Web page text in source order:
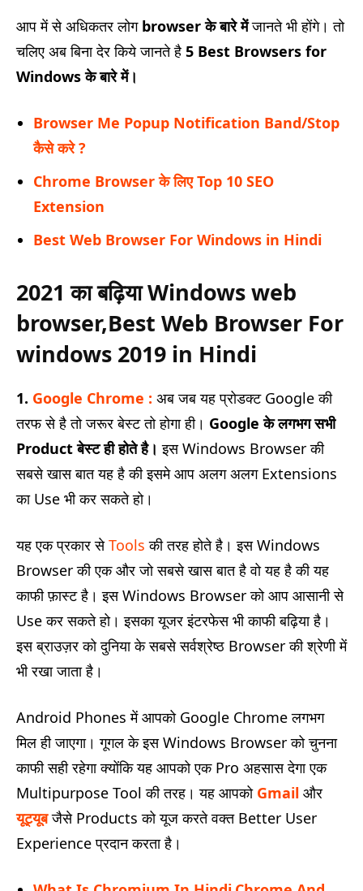
आप में से अधिकतर लोग browser के बारे मेंजानते भी होंगे। तो
चलिए अब बिना देर किये जानते है 5 Best Browsers for
Windows के बारे में।
Browser Me Popup Notification Band/Stop
कैसे करे ?
Chrome Browser के लिए Top 10 SEO
Extension
Best Web Browser For Windows in Hindi
2021 का बढ़िया Windows web
browser,Best Web Browser For
windows 2019 in Hindi
1. Google Chrome : अब जब यह प्रोडक्ट Google की
तरफ से है तो जरूर बेस्ट तो होगा ही। Google के लगभग सभी
Product बेस्ट ही होते है। इस Windows Browser की
सबसे खास बात यह है की इसमे आप अलग अलग Extensions
का Use भी कर सकते हो।
यह एक प्रकार सेTools की तरह होते है। इस Windows
Browser की एक और जो सबसे खास बात है वो यह है की यह
काफी फ़ास्ट है। इस Windows Browser को आप आसानी से
Use कर सकते हो। इसका यूजर इंटरफेस भी काफी बढ़िया है।
इस ब्राउज़र को दुनिया के सबसे सर्वश्रेष्ठ Browser की श्रेणी में
भी रखा जाता है।
Android Phones में आपको Google Chrome लगभग
मिल ही जाएगा। गूगल के इस Windows Browser को चुनना
काफी सही रहेगा क्योंकि यह आपको एक Pro अहसास देगा एक
Multipurpose Tool की तरह। यह आपको Gmail और
यूट्यूबजैसे Products को यूज करते वक्त Better User
Experience प्रदान करता है।